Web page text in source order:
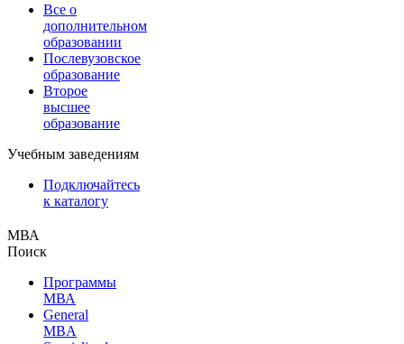
Все о
дополнительном
образовании
Послевузовское
образование
Второе
высшее
образование
Учебным заведениям
Подключайтесь
к каталогу
МВА
Поиск
Программы
МВА
General
MBA